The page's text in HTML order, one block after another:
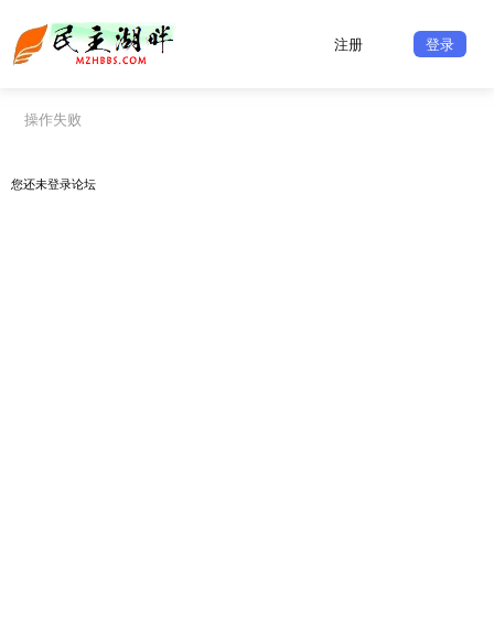
注册 登录
操作失败
您还未登录论坛